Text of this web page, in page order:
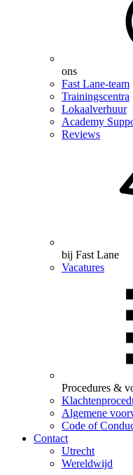
ons
Fast Lane-team
Trainingscentra
Lokaalverhuur
Academy
Reviews
bij Fast Lane
Vacatures
Procedures &
Algemene
Code of
Contact
Utrecht
Wereldwijd